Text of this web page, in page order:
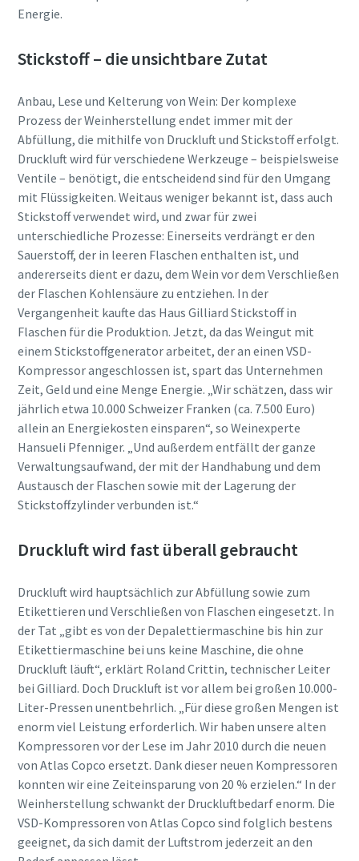
Alles, was Sie über Ihren pneumatischen
Förderprozess wissen müssen
Entdecken Sie, wie Sie einen effizienteren pneumatischen
Förderprozess schaffen können.
Erfahren Sie mehr
Energie.
Stickstoff – die unsichtbare Zutat
Anbau, Lese und Kelterung von Wein: Der komplexe
Prozess der Weinherstellung endet immer mit der
Abfüllung, die mithilfe von Druckluft und Stickstoff erfolgt.
Druckluft wird für verschiedene Werkzeuge – beispielsweise
Ventile – benötigt, die entscheidend sind für den Umgang
mit Flüssigkeiten. Weitaus weniger bekannt ist, dass auch
Stickstoff verwendet wird, und zwar für zwei
unterschiedliche Prozesse: Einerseits verdrängt er den
Sauerstoff, der in leeren Flaschen enthalten ist, und
andererseits dient er dazu, dem Wein vor dem Verschließen
der Flaschen Kohlensäure zu entziehen. In der
Vergangenheit kaufte das Haus Gilliard Stickstoff in
Flaschen für die Produktion. Jetzt, da das Weingut mit
einem Stickstoffgenerator arbeitet, der an einen VSD-
Kompressor angeschlossen ist, spart das Unternehmen
Zeit, Geld und eine Menge Energie. „Wir schätzen, dass wir
jährlich etwa 10.000 Schweizer Franken (ca. 7.500 Euro)
allein an Energiekosten einsparen“, so Weinexperte
Hansueli Pfenniger. „Und außerdem entfällt der ganze
Verwaltungsaufwand, der mit der Handhabung und dem
Austausch der Flaschen sowie mit der Lagerung der
Stickstoffzylinder verbunden ist.“
Druckluft wird fast überall gebraucht
Druckluft wird hauptsächlich zur Abfüllung sowie zum
Etikettieren und Verschließen von Flaschen eingesetzt. In
der Tat „gibt es von der Depalettiermaschine bis hin zur
Etikettiermaschine bei uns keine Maschine, die ohne
Druckluft läuft“, erklärt Roland Crittin, technischer Leiter
bei Gilliard. Doch Druckluft ist vor allem bei großen 10.000-
Liter-Pressen unentbehrlich. „Für diese großen Mengen ist
enorm viel Leistung erforderlich. Wir haben unsere alten
Kompressoren vor der Lese im Jahr 2010 durch die neuen
von Atlas Copco ersetzt. Dank dieser neuen Kompressoren
konnten wir eine Zeiteinsparung von 20 % erzielen.“ In der
Weinherstellung schwankt der Druckluftbedarf enorm. Die
VSD-Kompressoren von Atlas Copco sind folglich bestens
geeignet, da sich damit der Luftstrom jederzeit an den
gesammelten Informationen
Informationen finden Sie in
unserer Datenschutzrichtlinie.
Ich habe die
Datenschutzrichtlinie
gelesen und akzeptiert.
Ich erkläre mich hiermit
einverstanden, dass Atlas
Copco mir
Marketinginformationen
über seine Produkte
zusendet, mich auf
freiwilliger Basis zur
Teilnahme an Online-
Umfragen einlädt oder seine
Vertriebsmitarbeiter direkt
auf mich zukommen lässt.
Mir ist bekannt, dass ich
meine Zustimmung
gegenüber Atlas Copco
jederzeit widerrufen kann.
Hier klicken
FriendlyCaptcha ⇗